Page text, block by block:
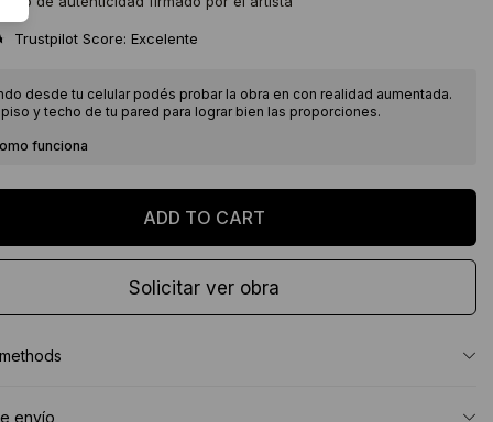
Trustpilot Score: Excelente
desde tu celular podés probar la obra en con realidad aumentada.
y techo de tu pared para lograr bien las proporciones.
funciona
Solicitar ver obra
envío